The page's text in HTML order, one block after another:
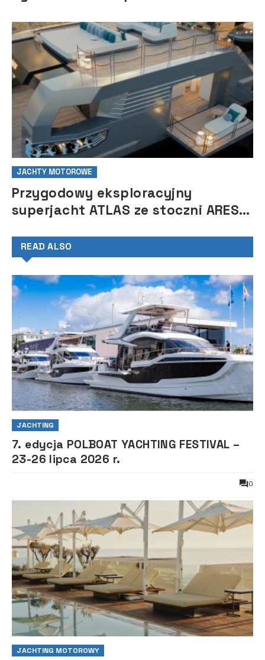
JACHTY MOTOROWE
Przygodowy eksploracyjny
superjacht ATLAS ze stoczni ARES
READ ALSO
JACHTING
7. edycja POLBOAT YACHTING FESTIVAL –
23-26 lipca 2026 r.
0
JACHTING MOTOROWY